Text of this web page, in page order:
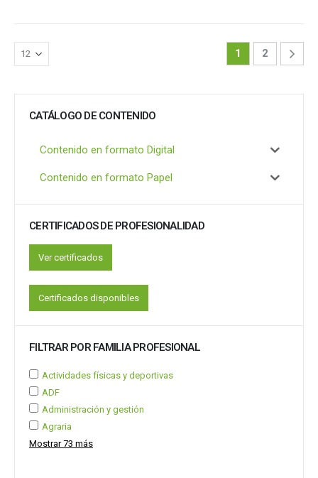
1 2
CATÁLOGO DE CONTENIDO
Contenido en formato Digital
Contenido en formato Papel
CERTIFICADOS DE PROFESIONALIDAD
Ver certificados
Certificados disponibles
FILTRAR POR FAMILIA PROFESIONAL
Actividades físicas y deportivas
ADF
Administración y gestión
Agraria
Mostrar 73 más